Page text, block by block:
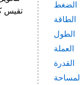
الضغط
الطاقة
الطول
العملة
القدرة
المساحة